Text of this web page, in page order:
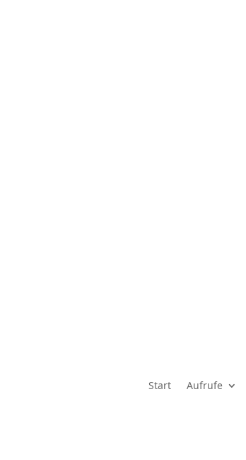
Start Aufrufe